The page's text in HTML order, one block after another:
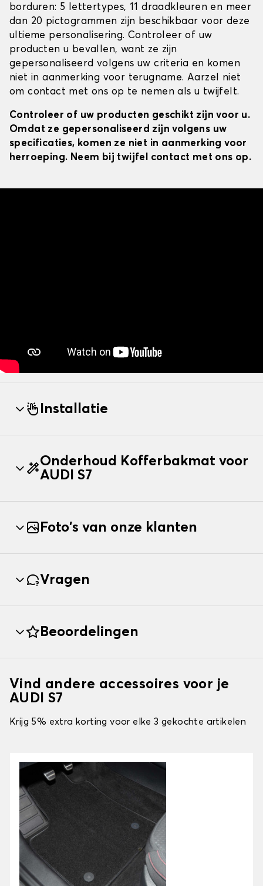
borduren: 5 lettertypes, 11 draadkleuren en meer
dan 20 pictogrammen zijn beschikbaar voor deze
ultieme personalisering. Controleer of uw
producten u bevallen, want ze zijn
gepersonaliseerd volgens uw criteria en komen
niet in aanmerking voor terugname. Aarzel niet
om contact met ons op te nemen als u twijfelt.
Controleer of uw producten geschikt zijn voor u.
Omdat ze gepersonaliseerd zijn volgens uw
specificaties, komen ze niet in aanmerking voor
herroeping. Neem bij twijfel contact met ons op.
Installatie
Onderhoud Kofferbakmat voor
AUDI S7
Foto's van onze klanten
Vragen
Beoordelingen
Vind andere accessoires voor je
AUDI S7
Krijg 5% extra korting voor elke 3 gekochte artikelen